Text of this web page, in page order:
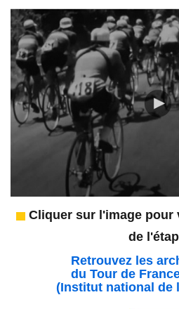
Cliquer sur l'image pour
de
Retrouvez les
du Tour de
(Institut national de